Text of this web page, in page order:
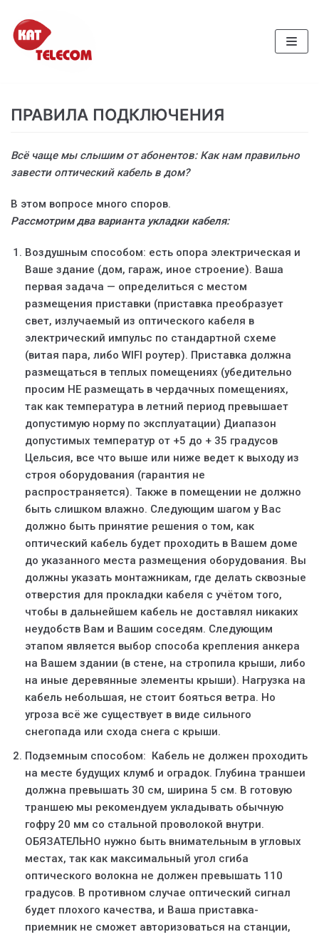
Перейти
ПРАВИЛА ПОДКЛЮЧЕНИЯ
Всё чаще мы слышим от абонентов: Как нам правильно
завести оптический кабель в дом?
В этом вопросе много споров.
Рассмотрим два варианта укладки кабеля:
Воздушным способом: есть опора электрическая и
Ваше здание (дом, гараж, иное строение). Ваша
первая задача — определиться с местом
размещения приставки (приставка преобразует
свет, излучаемый из оптического кабеля в
электрический импульс по стандартной схеме
(витая пара, либо WIFI роутер). Приставка должна
размещаться в теплых помещениях (убедительно
просим НЕ размещать в чердачных помещениях,
так как температура в летний период превышает
допустимую норму по эксплуатации) Диапазон
допустимых температур от +5 до + 35 градусов
Цельсия, все что выше или ниже ведет к выходу из
строя оборудования (гарантия не
распространяется). Также в помещении не должно
быть слишком влажно. Следующим шагом у Вас
должно быть принятие решения о том, как
оптический кабель будет проходить в Вашем доме
до указанного места размещения оборудования. Вы
должны указать монтажникам, где делать сквозные
отверстия для прокладки кабеля с учётом того,
чтобы в дальнейшем кабель не доставлял никаких
неудобств Вам и Вашим соседям. Следующим
этапом является выбор способа крепления анкера
на Вашем здании (в стене, на стропила крыши, либо
на иные деревянные элементы крыши). Нагрузка на
кабель небольшая, не стоит бояться ветра. Но
угроза всё же существует в виде сильного
снегопада или схода снега с крыши.
Подземным способом: Кабель не должен проходить
на месте будущих клумб и оградок. Глубина траншеи
должна превышать 30 см, ширина 5 см. В готовую
траншею мы рекомендуем укладывать обычную
гофру 20 мм со стальной проволокой внутри.
ОБЯЗАТЕЛЬНО нужно быть внимательным в угловых
местах, так как максимальный угол сгиба
оптического волокна не должен превышать 110
градусов. В противном случае оптический сигнал
будет плохого качества, и Ваша приставка-
приемник не сможет авторизоваться на станции,